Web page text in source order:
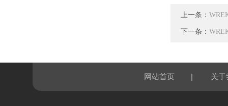
上一条：
下一条：
网站首页 | 关于